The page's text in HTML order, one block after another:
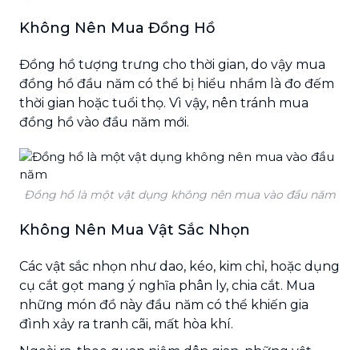
Không Nên Mua Đồng Hồ
Đồng hồ tượng trưng cho thời gian, do vậy mua
đồng hồ đầu năm có thể bị hiểu nhầm là đo đếm
thời gian hoặc tuổi thọ. Vì vậy, nên tránh mua
đồng hồ vào đầu năm mới.
Đồng hồ là một vật dụng không nên mua vào đầu năm
Không Nên Mua Vật Sắc Nhọn
Các vật sắc nhọn như dao, kéo, kim chỉ, hoặc dụng
cụ cắt gọt mang ý nghĩa phân ly, chia cắt. Mua
những món đồ này đầu năm có thể khiến gia
đình xảy ra tranh cãi, mất hòa khí.